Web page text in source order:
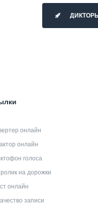
онлайн
онлайн
голоса
на дорожки
онлайн
записи